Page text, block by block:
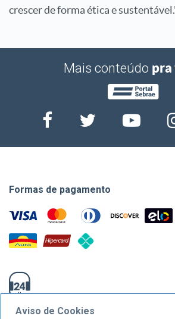
crescer de forma ética e
Mais conteúdo pra
Formas de pagamento
0800-570-0800
Aviso de Cookies